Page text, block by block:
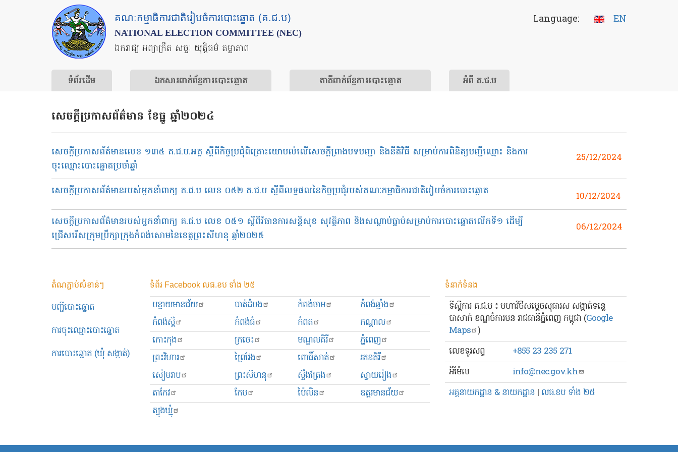
គណៈកម្មាធិការជាតិរៀបចំការបោះឆ្នោត (គ.ជ.ប)
NATIONAL ELECTION COMMITTEE (NEC)
ឯករាជ្យ អព្យាក្រឹត សច្ចៈ យុត្តិធម៌ តម្លាភាព
Language: EN
ទំព័រ​ដើម ឯកសារ​ពាក់ព័ន្ធ​ការ​បោះឆ្នោត ​ភាគីពាក់ព័ន្ធ​​ការ​បោះឆ្នោត អំពី គ.ជ.ប
សេចក្ដីប្រកាសព័ត៌មាន ខែធ្នូ ឆ្នាំ២០២៤
សេចក្តីប្រកាសព័ត៌មានលេខ ១៣៥ គ.ជ.ប.អគ្គ ស្តីពីកិច្ចប្រជុំពិគ្រោះយោបល់លើសេចក្តីព្រាងបទបញ្ជា និងនីតិវិធី សម្រាប់ការពិនិត្យបញ្ជីឈ្មោះ និងការ
ចុះឈ្មោះបោះឆ្នោតប្រចាំឆ្នាំ
25/12/2024
សេចក្តីប្រកាសព័ត៌មានរបស់អ្នកនាំពាក្យ គ.ជ.ប លេខ ០៥២ គ.ជ.ប ស្តីពីលទ្ធផលនៃកិច្ចប្រជុំរបស់គណៈកម្មាធិការជាតិរៀបចំការបោះឆ្នោត
10/12/2024
សេចក្តីប្រកាសព័ត៌មានរបស់អ្នកនាំពាក្យ គ.ជ.ប លេខ ០៥១ ស្តីពីវិធានការសន្តិសុខ សុវត្ថិភាព និងសណ្តាប់ធ្នាប់សម្រាប់ការបោះឆ្នោតលើកទី១ ដើម្បី
ជ្រើសរើសក្រុមប្រឹក្សាក្រុងកំពង់សោមនៃខេត្តព្រះសីហនុ ឆ្នាំ២០២៥
06/12/2024
តំណភ្ជាប់សំខាន់ៗ
បញ្ជីបោះឆ្នោត
ការចុះឈ្មោះបោះឆ្នោត
ការបោះឆ្នោត (ឃុំ សង្កាត់)
ទំព័រ Facebook លធ.ខប ទាំង ២៥
បន្ទាយមានជ័យ បាត់ដំបង កំពង់ចាម
កំពង់ឆ្នាំង
កំពង់ស្ពឺ
កំពង់ធំ កំពត
កណ្ដាល
កោះកុង
ក្រចេះ មណ្ឌលគិរី
ភ្នំពេញ
ព្រះ​វិហារ
ព្រៃវែង ពោធិ៍សាត់
រតនគិរី
សៀមរាប
ព្រះសីហនុ ស្ទឹងត្រែង
ស្វាយរៀង
តាកែវ
កែប ប៉ៃលិន
ឧត្ដរមានជ័យ
ត្បូងឃ្មុំ
ទំនាក់ទំនង
ទីស្ដីការ គ.ជ.ប ៖ មហាវិថីសម្ដេចសុធារស សង្កាត់ទន្លេ
បាសាក់ ខណ្ឌចំការមន រាជធានីភ្នំពេញ កម្ពុជា (Google
Maps )
លេខ​ទូរសព្ទ
+855 23 235 271
អ៊ីម៉ែល
info@nec.gov.kh
អគ្គនាយកដ្ឋាន & នាយកដ្ឋាន | លធ.ខប ទាំង ២៥